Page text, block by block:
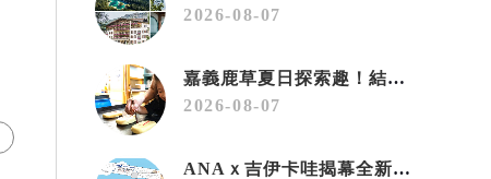
2026-08-07
嘉義鹿草夏日探索趣！結合科學、農場與自然的親子小旅行
2026-08-07
ANAｘ吉伊卡哇揭幕全新彩繪機「Chiikawa JET」